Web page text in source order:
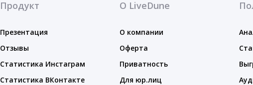
Продукт
Презентация
Отзывы
Статистика Инстаграм
Статистика ВКонтакте
О LiveDune
О компании
Оферта
Приватность
Для юр.лиц